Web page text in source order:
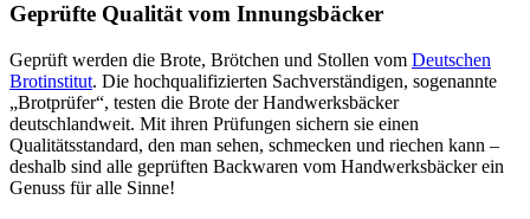
Geprüfte Qualität vom Innungsbäcker
Geprüft werden die Brote, Brötchen und Stollen vom Deutschen
Brotinstitut. Die hochqualifizierten Sachverständigen, sogenannte
„Brotprüfer“, testen die Brote der Handwerksbäcker
deutschlandweit. Mit ihren Prüfungen sichern sie einen
Qualitätsstandard, den man sehen, schmecken und riechen kann –
deshalb sind alle geprüften Backwaren vom Handwerksbäcker ein
Genuss für alle Sinne!